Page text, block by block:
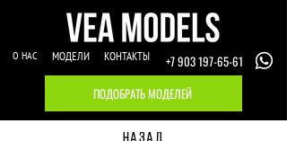
О НАС МОДЕЛИ КОНТАКТЫ
+7 903 197-65-61
ПОДОБРАТЬ МОДЕЛЕЙ